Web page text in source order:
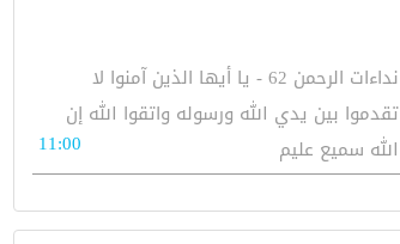
نداءات الرحمن 62 - يا أيها الذين آمنوا لا
تقدموا بين يدي الله ورسوله واتقوا الله إن
الله سميع عليم
11:00